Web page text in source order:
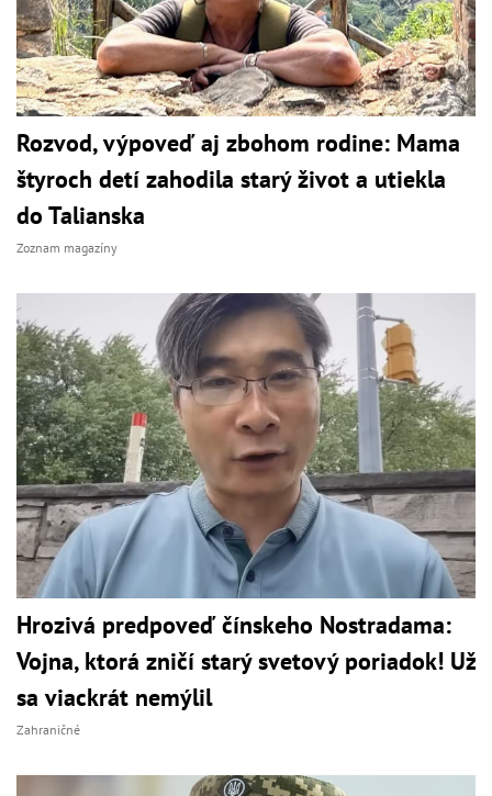
Rozvod, výpoveď aj zbohom rodine: Mama
štyroch detí zahodila starý život a utiekla
do Talianska
Zoznam magazíny
Hrozivá predpoveď čínskeho Nostradama:
Vojna, ktorá zničí starý svetový poriadok! Už
sa viackrát nemýlil
Zahraničné